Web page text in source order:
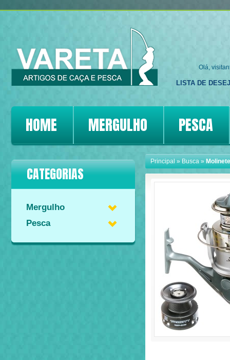
LISTA DE
Olá,
HOME MERGULHO PESCA
CATEGORIAS
Mergulho
Pesca
Principal»Busca»